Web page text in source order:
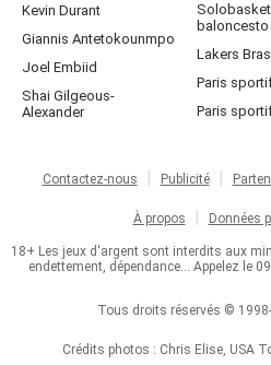
Kevin Durant
Giannis Antetokounmpo
Joel Embiid
Shai Gilgeous-
Alexander
baloncesto
Lakers
Paris
Paris
Contactez-nous Publicité
À propos Données
18+ Les jeux d'argent sont interdits aux
endettement, dépendance... Appelez le
Tous droits réservés ©
Crédits photos : Chris Elise, USA